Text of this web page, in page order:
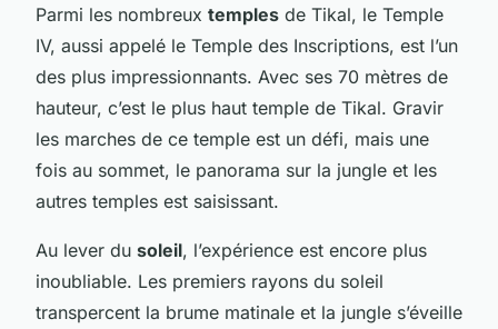
Parmi les nombreux temples de Tikal, le Temple
IV, aussi appelé le Temple des Inscriptions, est l’un
des plus impressionnants. Avec ses 70 mètres de
hauteur, c’est le plus haut temple de Tikal. Gravir
les marches de ce temple est un défi, mais une
fois au sommet, le panorama sur la jungle et les
autres temples est saisissant.
Au lever du soleil, l’expérience est encore plus
inoubliable. Les premiers rayons du soleil
transpercent la brume matinale et la jungle s’éveille